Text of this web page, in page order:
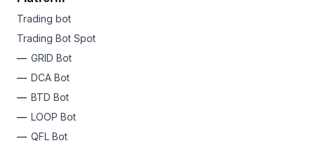
Trading bot
Trading Bot Spot
GRID Bot
DCA Bot
BTD Bot
LOOP Bot
QFL Bot